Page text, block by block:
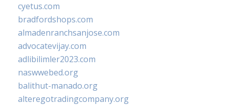
cyetus.com
bradfordshops.com
almadenranchsanjose.com
advocatevijay.com
adlibilimler2023.com
naswwebed.org
balithut-manado.org
alteregotradingcompany.org